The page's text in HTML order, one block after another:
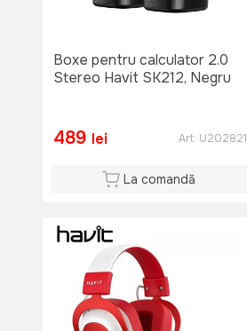
Boxe pentru calculator 2.0
Stereo Havit SK212, Negru
489 lei Art: U202821
La comandă